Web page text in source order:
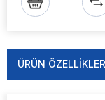
ÜRÜN